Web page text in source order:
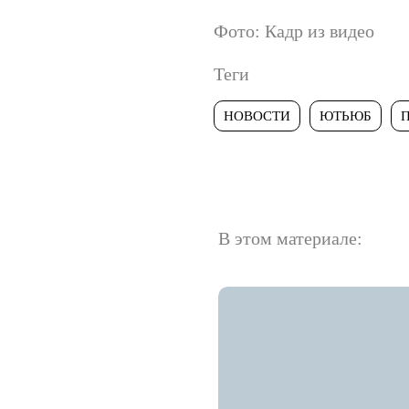
Фото: Кадр из видео
Теги
НОВОСТИ ЮТЬЮБ
В этом материале: